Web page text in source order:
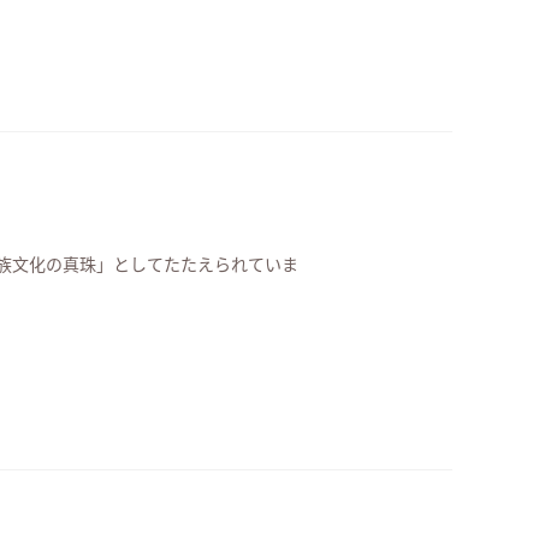
文化の真珠」としてたたえられていま